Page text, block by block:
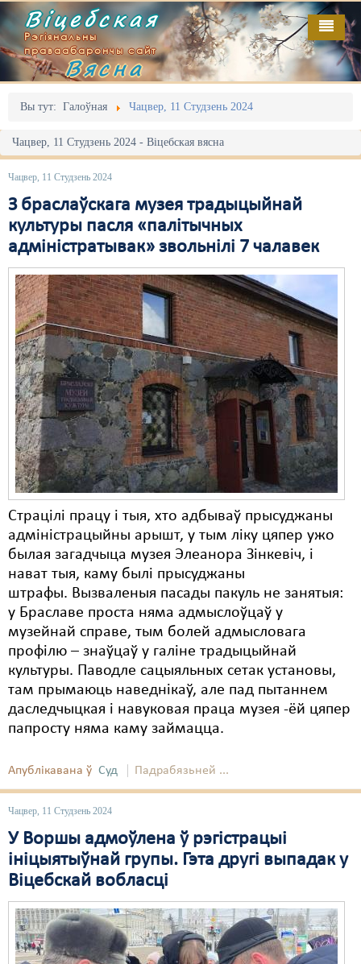
Віцебская
Рэгіянальны
праваабарончы сайт
Вясна
Вы тут: Галоўная Чацвер, 11 Студзень 2024
Чацвер, 11 Студзень 2024 - Віцебская вясна
Чацвер, 11 Студзень 2024
З браслаўскага музея традыцыйнай
культуры пасля «палітычных
адміністратывак» звольнілі 7 чалавек
Страцілі працу і тыя, хто адбываў прысуджаны
адміністрацыйны арышт, у тым ліку цяпер ужо
былая загадчыца музея Элеанора Зінкевіч, і
нават тыя, каму былі прысуджаны
штрафы. Вызваленыя пасады пакуль не занятыя:
у Браславе проста няма адмыслоўцаў у
музейнай справе, тым болей адмысловага
профілю – знаўцаў у галіне традыцыйнай
культуры. Паводле сацыяльных сетак установы,
там прымаюць наведнікаў, але пад пытаннем
даследчыцкая і навуковая праца музея -ёй цяпер
папросту няма каму займацца.
Апублікавана ў Суд Падрабязьней ...
Чацвер, 11 Студзень 2024
У Воршы адмоўлена ў рэгістрацыі
ініцыятыўнай групы. Гэта другі выпадак у
Віцебскай вобласці
Галоўная
Адміністрацыйны перасьлед
Акцыі
Выбары
Грамадзянскія ініцыятывы
Дзяржава
Дыскрымінацыя
Затрыманьні
Карная псыхіятрыя
КПЧ ААН
Культурныя правы
ЛПП
Мігранты
Мірныя сходы
Палітвязьні
Праваабаронцы
Правы дзіцяці
Пэнітэнцыярная сыстэма
Распальваньне варожасьці
Рознае
Суд
Сьмяротнае пакараньне
Экалёгія
Правы працоўных
Сацыяльныя правы
Выданьні
Відэа
Пра нас
RSS